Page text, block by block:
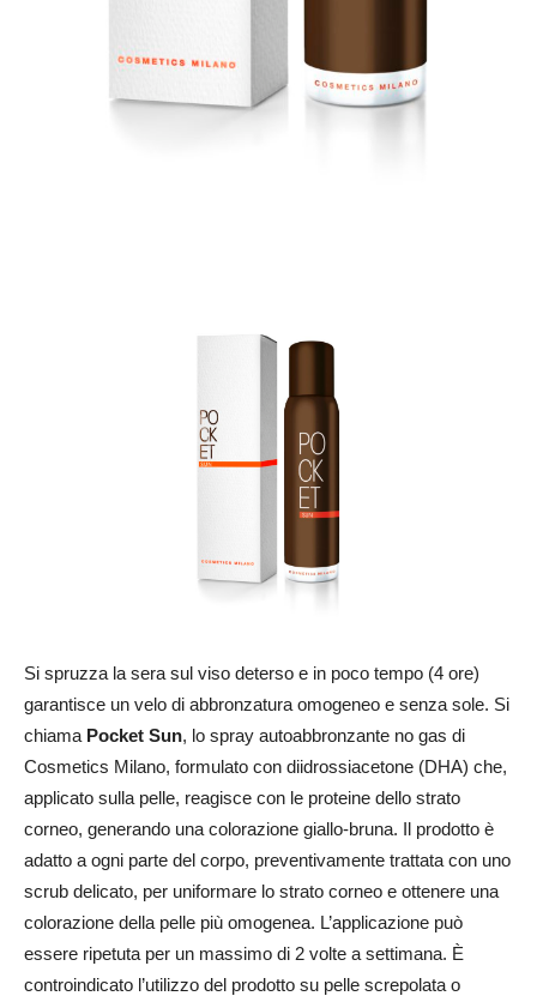
Si spruzza la sera sul viso deterso e in poco tempo (4 ore)
garantisce un velo di abbronzatura omogeneo e senza sole. Si
chiama Pocket Sun, lo spray autoabbronzante no gas di
Cosmetics Milano, formulato con diidrossiacetone (DHA) che,
applicato sulla pelle, reagisce con le proteine dello strato
corneo, generando una colorazione giallo-bruna. Il prodotto è
adatto a ogni parte del corpo, preventivamente trattata con uno
scrub delicato, per uniformare lo strato corneo e ottenere una
colorazione della pelle più omogenea. L’applicazione può
essere ripetuta per un massimo di 2 volte a settimana. È
controindicato l’utilizzo del prodotto su pelle screpolata o